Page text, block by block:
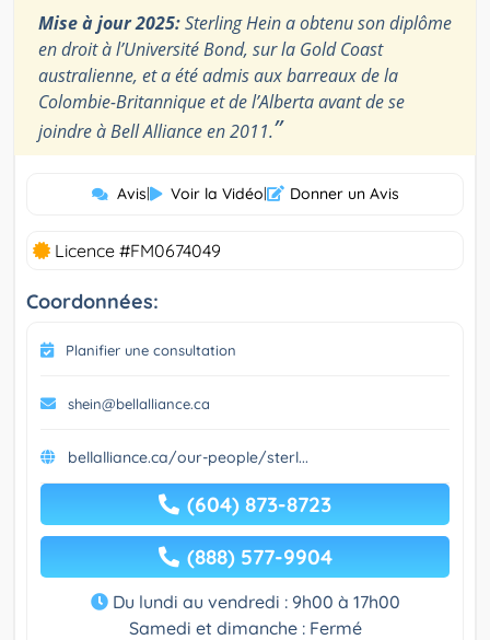
Mise à jour 2025:Sterling Hein a obtenu son diplôme
en droit à l’Université Bond, sur la Gold Coast
australienne, et a été admis aux barreaux de la
Colombie-Britannique et de l’Alberta avant de se
joindre à Bell Alliance en 2011.”
Avis| Voir la Vidéo| Donner un Avis
Licence #FM0674049
Coordonnées:
Planifier une consultation
shein@bellalliance.ca
bellalliance.ca/our-people/sterl...
(604) 873-8723
(888) 577-9904
Du lundi au vendredi : 9h00 à 17h00
Samedi et dimanche : Fermé